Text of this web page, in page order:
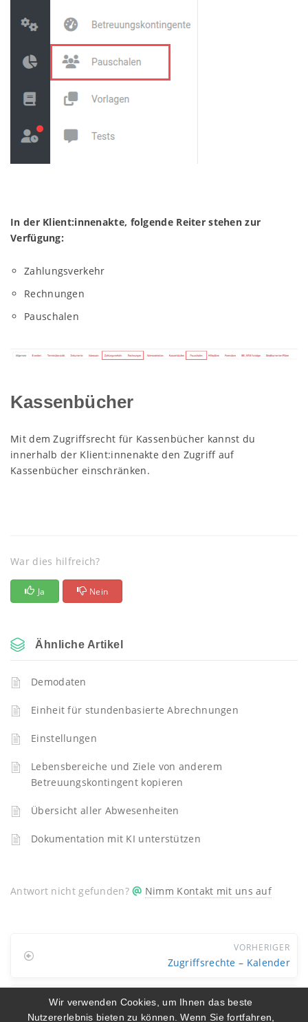
In der Klient:innenakte, folgende Reiter stehen zur
Verfügung:
Zahlungsverkehr
Rechnungen
Pauschalen
Kassenbücher
Mit dem Zugriffsrecht für Kassenbücher kannst du
innerhalb der Klient:innenakte den Zugriff auf
Kassenbücher einschränken.
War dies hilfreich?
Ja Nein
Ähnliche Artikel
Demodaten
Einheit für stundenbasierte Abrechnungen
Einstellungen
Lebensbereiche und Ziele von anderem
Betreuungskontingent kopieren
Übersicht aller Abwesenheiten
Dokumentation mit KI unterstützen
Antwort nicht gefunden? Nimm Kontakt mit uns auf
VORHERIGER
Zugriffsrechte – Kalender
NÄCHSTER
Zugriffsrechte – Quittierungsbelege
Wir verwenden Cookies, um Ihnen das beste
Nutzererlebnis bieten zu können. Wenn Sie fortfahren,